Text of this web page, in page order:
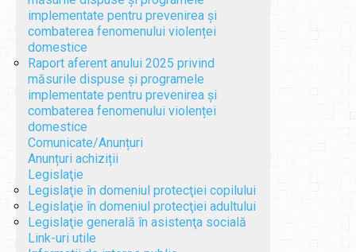
implementate pentru prevenirea și
combaterea fenomenului violenței
domestice
Raport aferent anului 2025 privind
măsurile dispuse și programele
implementate pentru prevenirea și
combaterea fenomenului violenței
domestice
Comunicate/Anunțuri
Anunțuri achiziții
Legislaţie
Legislaţie în domeniul protecţiei copilului
Legislaţie în domeniul protecţiei adultului
Legislaţie generală în asistenţa socială
Link-uri utile